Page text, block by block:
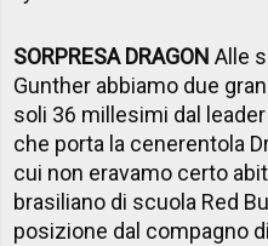
SORPRESA DRAGON Alle
Gunther abbiamo due
soli 36 millesimi dal leader
che porta la cenerentola
cui non eravamo certo
brasiliano di scuola Red
posizione dal compagno